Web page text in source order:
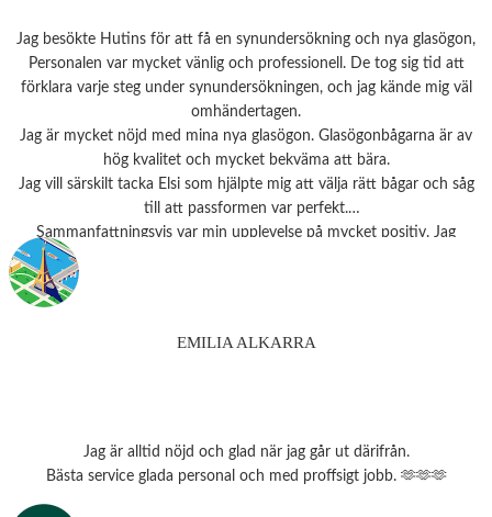
Jag besökte Hutins för att få en synundersökning och nya glasögon,
Personalen var mycket vänlig och professionell. De tog sig tid att
förklara varje steg under synundersökningen, och jag kände mig väl
omhändertagen.
Jag är mycket nöjd med mina nya glasögon. Glasögonbågarna är av
hög kvalitet och mycket bekväma att bära.
Jag vill särskilt tacka Elsi som hjälpte mig att välja rätt bågar och såg
till att passformen var perfekt.
Sammanfattningsvis var min upplevelse på mycket positiv. Jag
rekommenderar starkt detta ställe till alla som behöver
EMILIA ALKARRA
Jag är alltid nöjd och glad när jag går ut därifrån.
Bästa service glada personal och med proffsigt jobb. 🫶🫶🫶